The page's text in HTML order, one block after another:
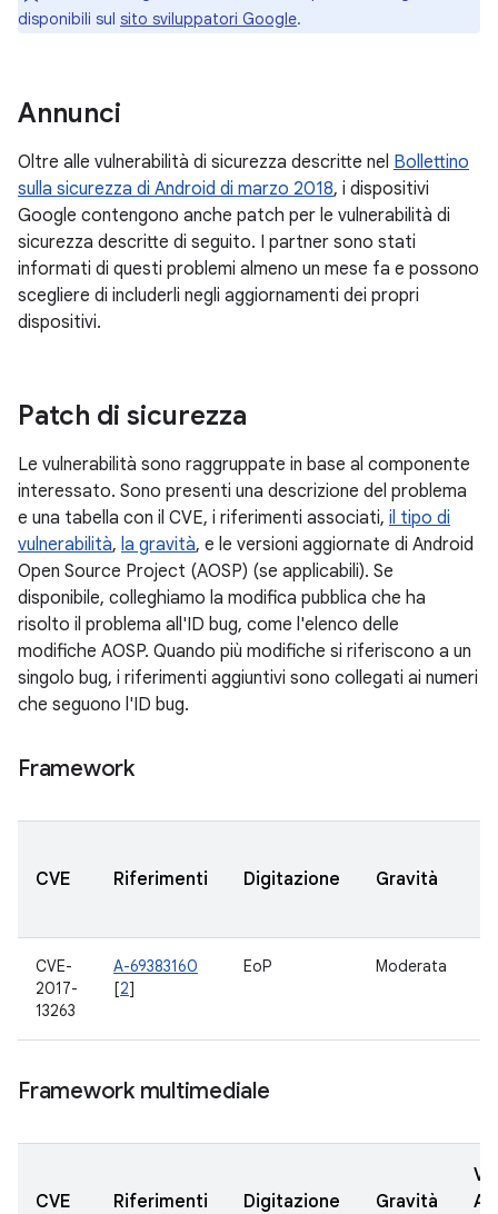
disponibili sul sito sviluppatori Google.
Annunci
Oltre alle vulnerabilità di sicurezza descritte nel Bollettino
sulla sicurezza di Android di marzo 2018, i dispositivi
Google contengono anche patch per le vulnerabilità di
sicurezza descritte di seguito. I partner sono stati
informati di questi problemi almeno un mese fa e possono
scegliere di includerli negli aggiornamenti dei propri
dispositivi.
Patch di sicurezza
Le vulnerabilità sono raggruppate in base al componente
interessato. Sono presenti una descrizione del problema
e una tabella con il CVE, i riferimenti associati, il tipo di
vulnerabilità, la gravità, e le versioni aggiornate di Android
Open Source Project (AOSP) (se applicabili). Se
disponibile, colleghiamo la modifica pubblica che ha
risolto il problema all'ID bug, come l'elenco delle
modifiche AOSP. Quando più modifiche si riferiscono a un
singolo bug, i riferimenti aggiuntivi sono collegati ai numeri
che seguono l'ID bug.
Framework
CVE Riferimenti Digitazione Gravità
CVE-
2017-
13263
A-69383160
[2]
EoP Moderata
Framework multimediale
CVE Riferimenti Digitazione Gravità